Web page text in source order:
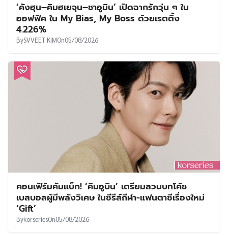
‘คังฮุน–คิมฮเยจุน–ชาอูมิน’ เปิดฉากรักวุ่น ๆ ใน
ออฟฟิศ ใน My Bias, My Boss ด้วยเรตติ้ง
4.226%
BySVVEET KIMOn05/08/2026
คอนเฟิร์มคัมแบ็ก! ‘คิมอูบิน’ เตรียมสวมบทโค้ช
เบสบอลผู้มีพลังวิเศษ ในซีรีส์กีฬา-แฟนตาซีเรื่องใหม่
‘Gift’
BykorseriesOn05/08/2026